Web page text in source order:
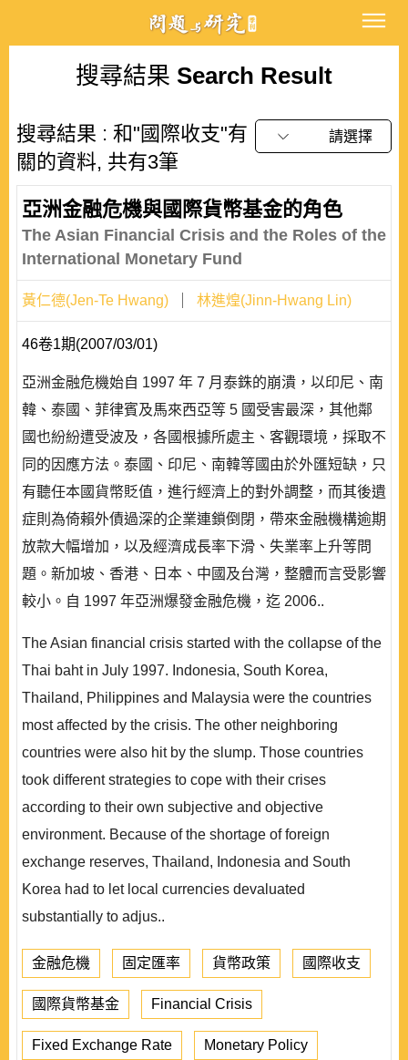
搜尋結果 Search Result
搜尋結果 : 和"國際收支"有
關的資料, 共有3筆
請選擇
亞洲金融危機與國際貨幣基金的角色
The Asian Financial Crisis and the Roles of the
International Monetary Fund
黃仁德(Jen-Te Hwang) 林進煌(Jinn-Hwang Lin)
46卷1期(2007/03/01)
亞洲金融危機始自 1997 年 7 月泰銖的崩潰，以印尼、南
韓、泰國、菲律賓及馬來西亞等 5 國受害最深，其他鄰
國也紛紛遭受波及，各國根據所處主、客觀環境，採取不
同的因應方法。泰國、印尼、南韓等國由於外匯短缺，只
有聽任本國貨幣貶值，進行經濟上的對外調整，而其後遺
症則為倚賴外債過深的企業連鎖倒閉，帶來金融機構逾期
放款大幅增加，以及經濟成長率下滑、失業率上升等問
題。新加坡、香港、日本、中國及台灣，整體而言受影響
較小。自 1997 年亞洲爆發金融危機，迄 2006..
The Asian financial crisis started with the collapse of the
Thai baht in July 1997. Indonesia, South Korea,
Thailand, Philippines and Malaysia were the countries
most affected by the crisis. The other neighboring
countries were also hit by the slump. Those countries
took different strategies to cope with their crises
according to their own subjective and objective
environment. Because of the shortage of foreign
exchange reserves, Thailand, Indonesia and South
Korea had to let local currencies devaluated
substantially to adjus..
金融危機 固定匯率 貨幣政策 國際收支
國際貨幣基金 Financial Crisis
Fixed Exchange Rate Monetary Policy